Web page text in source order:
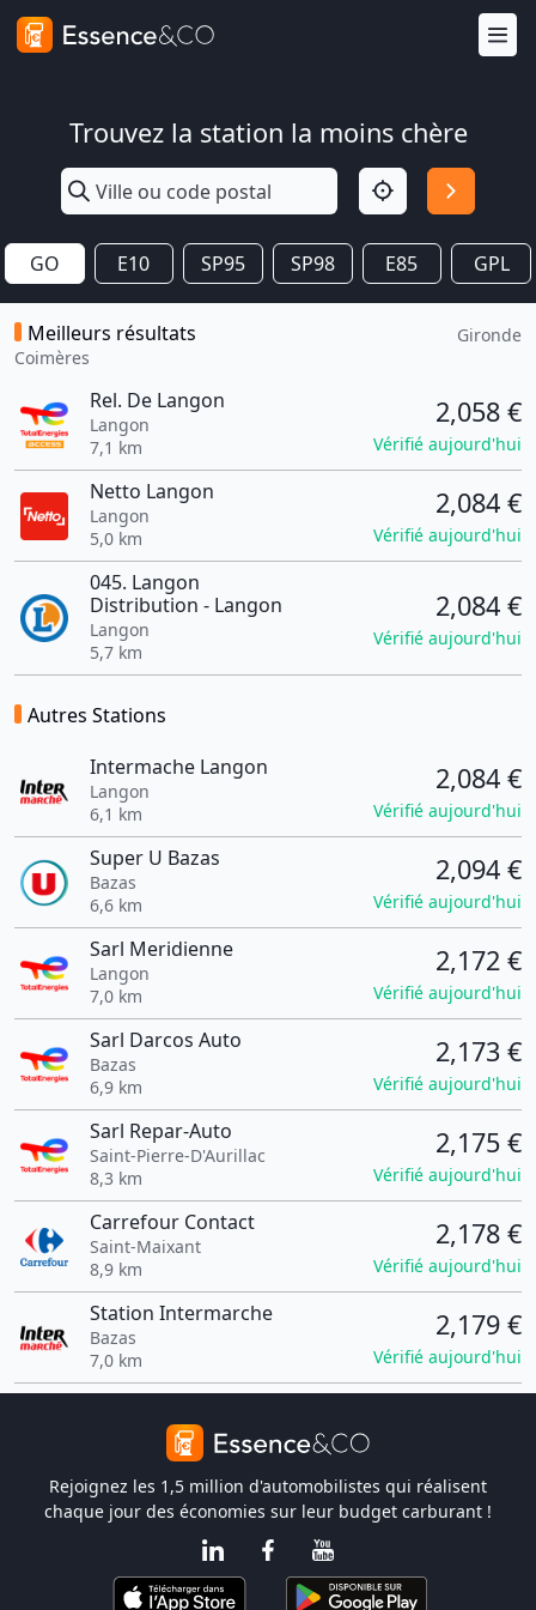
Trouvez la station la moins chère
GO E10 SP95 SP98 E85 GPL
Meilleurs résultats
Coimères
Gironde
Rel. De Langon
Langon
7,1 km
2,058 €
Vérifié aujourd'hui
Netto Langon
Langon
5,0 km
2,084 €
Vérifié aujourd'hui
045. Langon
Distribution - Langon
Langon
5,7 km
2,084 €
Vérifié aujourd'hui
Autres Stations
Intermache Langon
Langon
6,1 km
2,084 €
Vérifié aujourd'hui
Super U Bazas
Bazas
6,6 km
2,094 €
Vérifié aujourd'hui
Sarl Meridienne
Langon
7,0 km
2,172 €
Vérifié aujourd'hui
Sarl Darcos Auto
Bazas
6,9 km
2,173 €
Vérifié aujourd'hui
Sarl Repar-Auto
Saint-Pierre-D'Aurillac
8,3 km
2,175 €
Vérifié aujourd'hui
Carrefour Contact
Saint-Maixant
8,9 km
2,178 €
Vérifié aujourd'hui
Station Intermarche
Bazas
7,0 km
2,179 €
Vérifié aujourd'hui
Rejoignez les 1,5 million d'automobilistes qui réalisent
chaque jour des économies sur leur budget carburant !